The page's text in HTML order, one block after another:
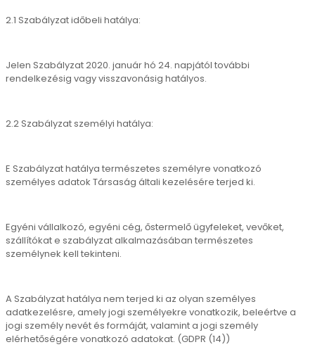
2.1 Szabályzat időbeli hatálya:
Jelen Szabályzat 2020. január hó 24. napjától további
rendelkezésig vagy visszavonásig hatályos.
2.2 Szabályzat személyi hatálya:
E Szabályzat hatálya természetes személyre vonatkozó
személyes adatok Társaság általi kezelésére terjed ki.
Egyéni vállalkozó, egyéni cég, őstermelő ügyfeleket, vevőket,
szállítókat e szabályzat alkalmazásában természetes
személynek kell tekinteni.
A Szabályzat hatálya nem terjed ki az olyan személyes
adatkezelésre, amely jogi személyekre vonatkozik, beleértve a
jogi személy nevét és formáját, valamint a jogi személy
elérhetőségére vonatkozó adatokat. (GDPR (14))